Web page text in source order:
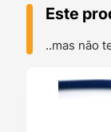
Este
..mas não